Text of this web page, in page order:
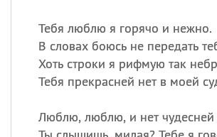
Тебя люблю я горячо и нежно.
В словах боюсь не передать
Хоть строки я рифмую так
Тебя прекрасней нет в моей
Люблю, люблю, и нет чудесней